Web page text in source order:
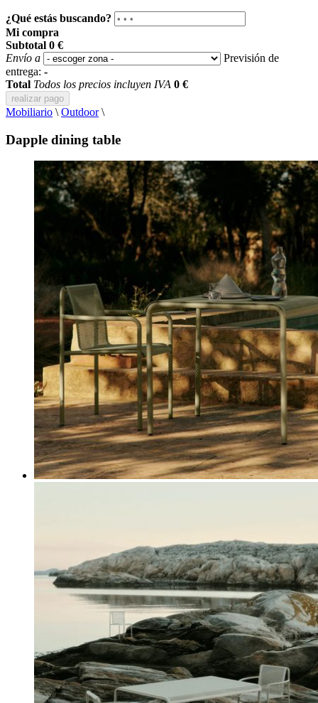
¿Qué estás buscando?
Mi compra
Subtotal 0 €
Envío a
Previsión de
entrega: -
Total Todos los precios incluyen IVA 0 €
realizar pago
Mobiliario \ Outdoor\
Dapple dining table